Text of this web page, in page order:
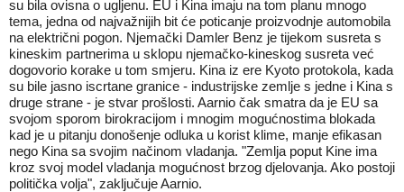
su bila ovisna o ugljenu. EU i Kina imaju na tom planu mnogo
tema, jedna od najvažnijih bit će poticanje proizvodnje automobila
na električni pogon. Njemački Damler Benz je tijekom susreta s
kineskim partnerima u sklopu njemačko-kineskog susreta već
dogovorio korake u tom smjeru. Kina iz ere Kyoto protokola, kada
su bile jasno iscrtane granice - industrijske zemlje s jedne i Kina s
druge strane - je stvar prošlosti. Aarnio čak smatra da je EU sa
svojom sporom birokracijom i mnogim mogućnostima blokada
kad je u pitanju donošenje odluka u korist klime, manje efikasan
nego Kina sa svojim načinom vladanja. "Zemlja poput Kine ima
kroz svoj model vladanja mogućnost brzog djelovanja. Ako postoji
politička volja", zaključuje Aarnio.